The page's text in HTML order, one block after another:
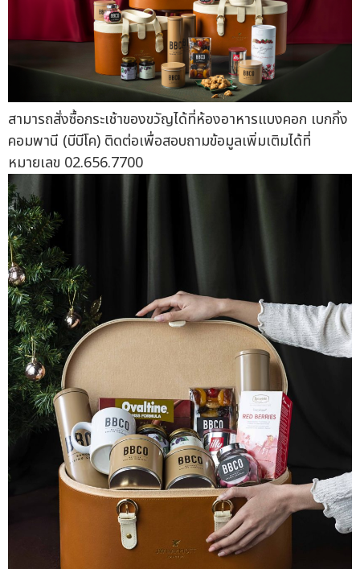
สามารถสั่งซื้อกระเช้าของขวัญได้ที่ห้องอาหารแบงคอก เบกกิ้ง
คอมพานี (บีบีโค) ติดต่อเพื่อสอบถามข้อมูลเพิ่มเติมได้ที่
หมายเลข 02.656.7700